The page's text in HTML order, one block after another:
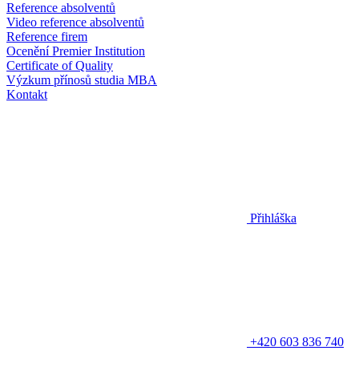
Reference absolventů
Video reference absolventů
Reference firem
Ocenění Premier Institution
Certificate of Quality
Výzkum přínosů studia MBA
Kontakt
Přihláška
+420 603 836 740